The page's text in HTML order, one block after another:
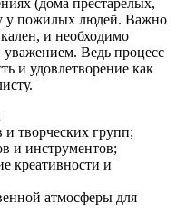
(дома престарелых,
у пожилых людей. Важно
и необходимо
Ведь процесс
и удовлетворение как
и творческих групп;
и инструментов;
креативности и
атмосферы для